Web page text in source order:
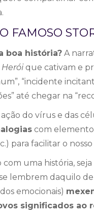
FAMOSO
boa história? A
que cativam e
“incidente
até chegar na
do vírus e das
com
para facilitar o
uma história,
lembrem daquilo
emocionais)
significados ao